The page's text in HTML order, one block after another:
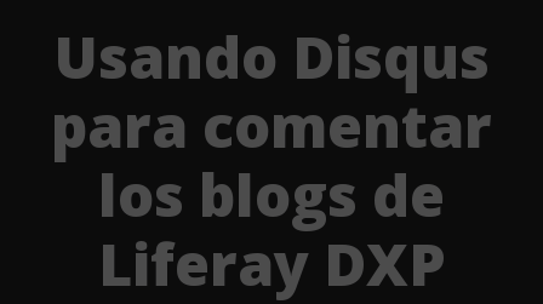
Usando Disqus
para comentar
los blogs de
Liferay DXP